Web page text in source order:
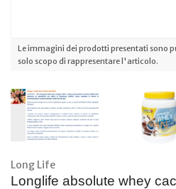
Le immagini dei prodotti presentati sono
solo scopo di rappresentare l'articolo.
Long Life
Longlife absolute whey